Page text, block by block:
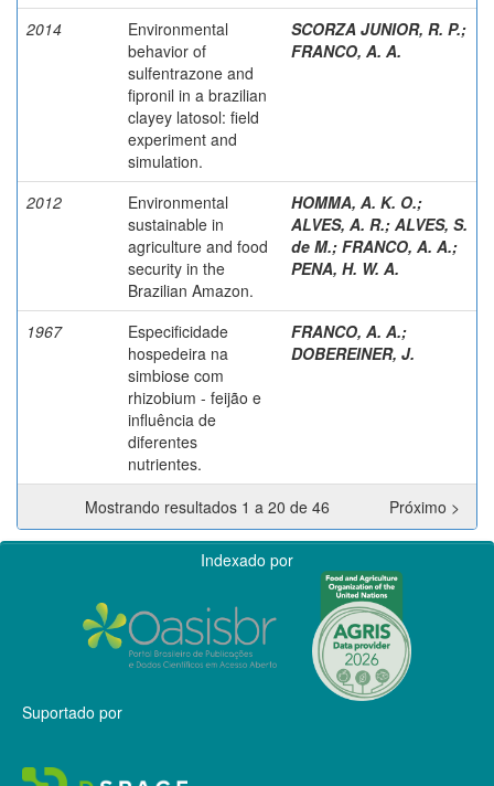
2014
Environmental
behavior of
sulfentrazone and
fipronil in a brazilian
clayey latosol: field
experiment and
simulation.
SCORZA JUNIOR, R. P.;
FRANCO, A. A.
2012
Environmental
sustainable in
agriculture and food
security in the
Brazilian Amazon.
HOMMA, A. K. O.;
ALVES, A. R.; ALVES, S.
de M.; FRANCO, A. A.;
PENA, H. W. A.
1967
Especificidade
hospedeira na
simbiose com
rhizobium - feijão e
influência de
diferentes
nutrientes.
FRANCO, A. A.;
DOBEREINER, J.
Mostrando resultados 1 a 20 de 46 Próximo >
Indexado por
Suportado por